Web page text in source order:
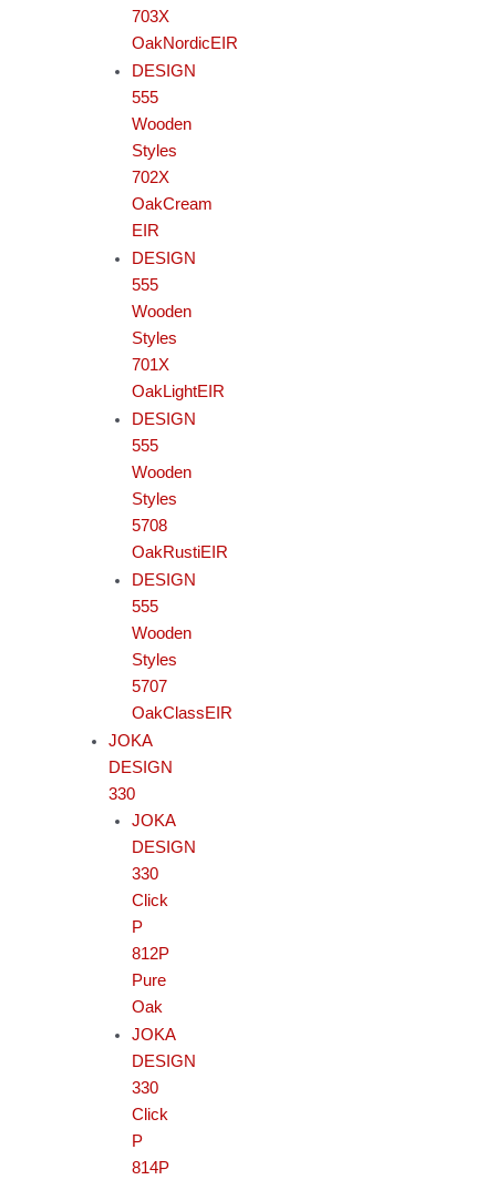
703X
OakNordicEIR
DESIGN
555
Wooden
Styles
702X
OakCream
EIR
DESIGN
555
Wooden
Styles
701X
OakLightEIR
DESIGN
555
Wooden
Styles
5708
OakRustiEIR
DESIGN
555
Wooden
Styles
5707
OakClassEIR
JOKA
DESIGN
330
JOKA
DESIGN
330
Click
P
812P
Pure
Oak
JOKA
DESIGN
330
Click
P
814P